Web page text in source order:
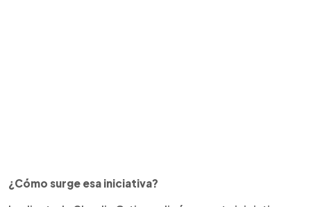
¿Cómo surge esa iniciativa?